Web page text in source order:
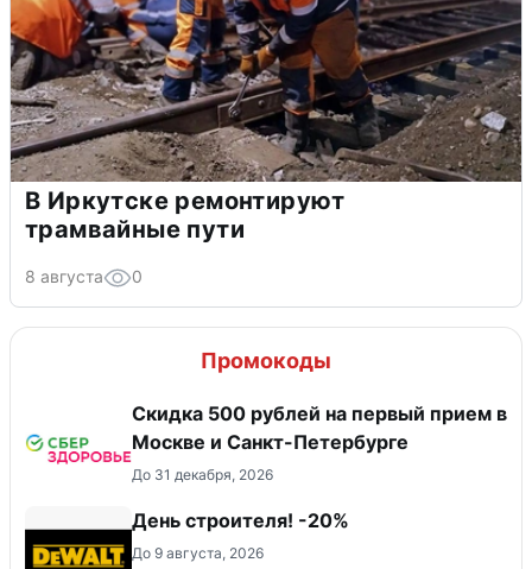
В Иркутске ремонтируют
трамвайные пути
8 августа 0
Промокоды
Скидка 500 рублей на первый прием в
Москве и Санкт-Петербурге
До 31 декабря, 2026
День строителя! -20%
До 9 августа, 2026